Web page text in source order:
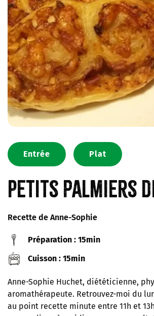
Entrée Plat
Petits palmiers
Recette de Anne-Sophie
Préparation : 15min
Cuisson : 15min
Anne-Sophie Huchet, diététicienne,
aromathérapeute. Retrouvez-moi du
au point recette minute entre 11h et